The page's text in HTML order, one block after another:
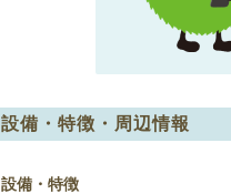
設備・特徴・周辺情報
設備・特徴